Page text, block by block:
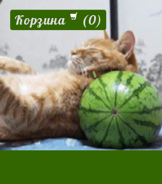
Корзина (0)